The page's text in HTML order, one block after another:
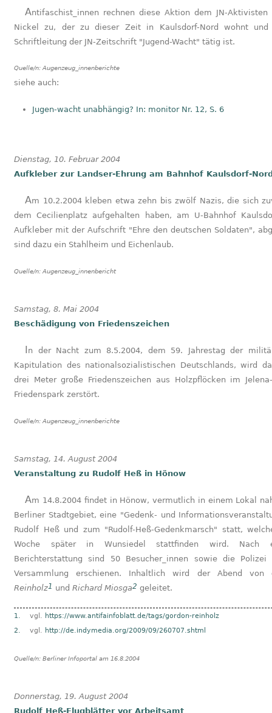
Antifaschist_innen rechnen diese Aktion dem JN-Aktivisten Steffen
Nickel zu, der zu dieser Zeit in Kaulsdorf-Nord wohnt
Schriftleitung der JN-Zeitschrift "Jugend-Wacht" tätig ist.
Quelle/n: Augenzeug_innenberichte
siehe auch:
Jugen-wacht unabhängig? In: monitor Nr. 12, S. 6
Dienstag, 10. Februar 2004
Aufkleber zur Landser-Ehrung am Bahnhof Kaulsdorf-
Am 10.2.2004 kleben etwa zehn bis zwölf Nazis, die sich zuvor auf
dem Cecilienplatz aufgehalten haben, am U-Bahnhof
Aufkleber mit der Aufschrift "Ehre den deutschen Soldaten",
sind dazu ein Stahlheim und Eichenlaub.
Quelle/n: Augenzeug_innenbericht
Samstag, 8. Mai 2004
Beschädigung von Friedenszeichen
Kapitulation des nationalsozialistischen Deutschlands, wird
drei Meter große Friedenszeichen aus Holzpflöcken im
Friedenspark zerstört.
Quelle/n: Augenzeug_innenberichte
Samstag, 14. August 2004
Veranstaltung zu Rudolf Heß in Hönow
Am 14.8.2004 findet in Hönow, vermutlich in einem Lokal nahe dem
Berliner Stadtgebiet, eine "Gedenk- und
Rudolf Heß und zum "Rudolf-Heß-Gedenkmarsch" statt,
Woche später in Wunsiedel stattfinden wird. Nach
Berichterstattung sind 50 Besucher_innen sowie die
Versammlung erschienen. Inhaltlich wird der Abend von
Reinholz1 und Richard Miosga2 geleitet.
1. vgl.
https://www.antifainfoblatt.de/tags/gordon-reinholz
2.
vgl. http://de.indymedia.org/2009/09/260707.shtml
Quelle/n: Berliner Infoportal am 16.8.2004
Donnerstag, 19. August 2004
Rudolf Heß-Flugblätter vor Arbeitsamt